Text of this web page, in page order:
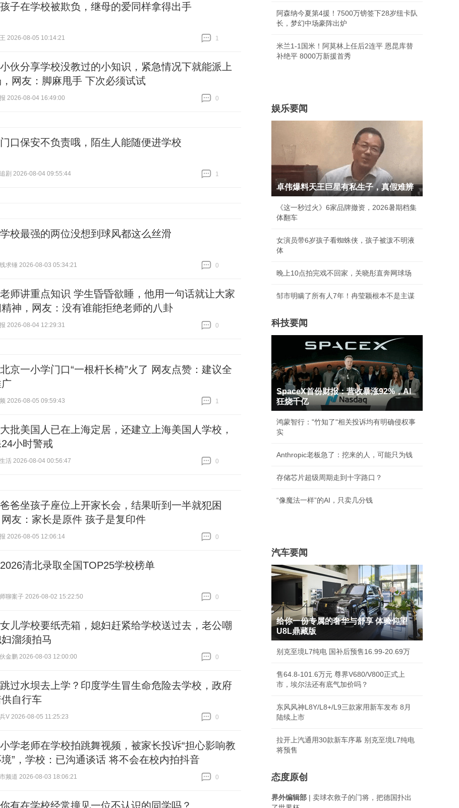
孩子在学校被欺负，继母的爱同样拿得出手
2026-08-05 10:14:21
1
小伙分享学校没教过的小知识，紧急情况下就能派上
，网友：脚麻甩手 下次必须试试
2026-08-04 16:49:00
0
门口保安不负责哦，陌生人能随便进学校
剧 2026-08-04 09:55:44
1
学校最强的两位没想到球风都这么丝滑
求锤 2026-08-03 05:34:21
0
老师讲重点知识 学生昏昏欲睡，他用一句话就让大家
神，网友：没有谁能拒绝老师的八卦
2026-08-04 12:29:31
0
北京一小学门口“一根杆长椅”火了 网友点赞：建议全
广
2026-08-05 09:59:43
1
大批美国人已在上海定居，还建立上海美国人学校，
小时警戒
活 2026-08-04 00:56:47
0
爸爸坐孩子座位上开家长会，结果听到一半就犯困
友：家长是原件 孩子是复印件
2026-08-05 12:06:14
0
2026清北录取全国TOP25学校榜单
聊案子 2026-08-02 15:22:50
0
女儿学校要纸壳箱，媳妇赶紧给学校送过去，老公嘲
溜须拍马
金鹏 2026-08-03 12:00:00
0
跳过水坝去上学？印度学生冒生命危险去学校，政府
自行车
V 2026-08-05 11:25:23
0
小学老师在学校拍跳舞视频，被家长投诉“担心影响教
”，学校：已沟通谈话 将不会在校内拍抖音
频道 2026-08-03 18:06:21
0
你有在学校经常撞见一位不认识的同学吗？
阿森纳今夏第4援！7500万镑签下28岁纽卡队
长，梦幻中场豪阵出炉
米兰1-1国米！阿莫林上任后2连平 恩昆库替
补绝平 8000万新援首秀
娱乐要闻
卓伟爆料天王巨星有私生子，真假难辨
《这一秒过火》6家品牌撤资，2026暑期档集
体翻车
女演员带6岁孩子看蜘蛛侠，孩子被泼不明液
体
晚上10点拍完戏不回家，关晓彤直奔网球场
邹市明瞒了所有人7年！冉莹颖根本不是主谋
科技要闻
SpaceX首份财报：营收暴涨92%，AI
狂烧千亿
鸿蒙智行："竹知了"相关投诉均有明确侵权事
实
Anthropic老板急了：挖来的人，可能只为钱
存储芯片超级周期走到十字路口？
“像魔法一样”的AI，只卖几分钱
汽车要闻
给你一份专属的奢华与舒享 体验仰望
U8L鼎藏版
别克至境L7纯电 国补后预售16.99-20.69万
售64.8-101.6万元 尊界V680/V800正式上
市，埃尔法还有底气加价吗？
东风风神L8Y/L8+/L9三款家用新车发布 8月
陆续上市
拉开上汽通用30款新车序幕 别克至境L7纯电
将预售
态度原创
界外编辑部 | 卖球衣救子的门将，把德国扑出